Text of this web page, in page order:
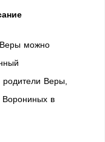
можно
Веры,
Ворониных в